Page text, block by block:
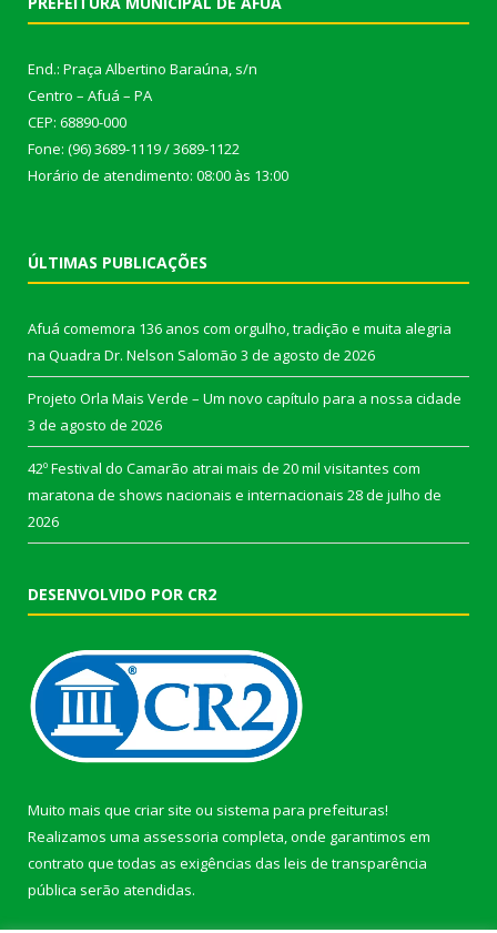
End.: Praça Albertino Baraúna, s/n
Centro – Afuá – PA
CEP: 68890-000
Fone: (96) 3689-1119 / 3689-1122
Horário de atendimento: 08:00 às 13:00
ÚLTIMAS PUBLICAÇÕES
Afuá comemora 136 anos com orgulho, tradição e muita alegria
na Quadra Dr. Nelson Salomão 3 de agosto de 2026
Projeto Orla Mais Verde – Um novo capítulo para a nossa cidade
3 de agosto de 2026
42º Festival do Camarão atrai mais de 20 mil visitantes com
maratona de shows nacionais e internacionais 28 de julho de
2026
DESENVOLVIDO POR CR2
Muito mais que criar site ou sistema para prefeituras!
Realizamos uma assessoria completa, onde garantimos em
contrato que todas as exigências das leis de transparência
pública serão atendidas.